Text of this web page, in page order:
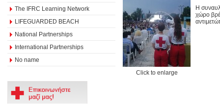
The IFRC Learning Network
LIFEGUARDED BEACH
National Partnerships
International Partnerships
No name
Click to enlarge
Η
χώρο